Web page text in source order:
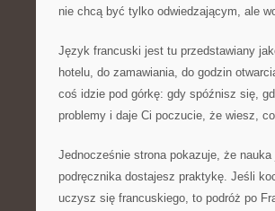
nie chcą być tylko odwiedzającym, ale
Język francuski jest tu przedstawiany
hotelu, do zamawiania, do godzin
coś idzie pod górkę: gdy spóźnisz się,
problemy i daje Ci poczucie, że wiesz,
Jednocześnie strona pokazuje, że
podręcznika dostajesz praktykę. Jeśli
uczysz się francuskiego, to podróż po